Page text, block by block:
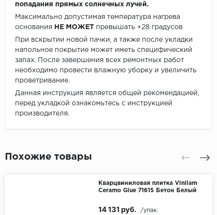
попадания прямых солнечных лучей.
Максимально допустимая температура нагрева
основания
НЕ МОЖЕТ превышать +28 градусов
При вскрытии новой пачки, а также после укладки
напольное покрытие может иметь специфический
запах. После завершения всех ремонтных работ
необходимо провести влажную уборку и увеличить
проветривание.
Данная инструкция является общей рекомендацией,
перед укладкой ознакомьтесь с инструкцией
производителя.
Похожие товары
Кварцвиниловая плитка Vinilam
Ceramo Glue 71615 Бетон Белый
14 131 руб. /упак.